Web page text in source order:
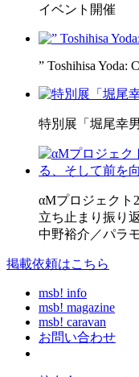
イベント開催
” Toshihisa Yoda:
特別展「堀尾幸
αMプロジェクト
立ち止まり振り
中野裕介／パラ
掲載依頼はこちら
msb! info
msb! magazine
msb! caravan
お問い合わせ